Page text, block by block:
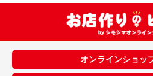
オンラインショッ